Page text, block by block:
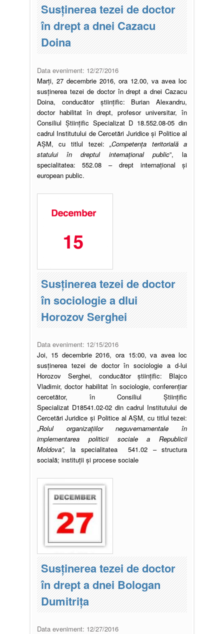
Susţinerea tezei de doctor
în drept a dnei Cazacu
Doina
Data eveniment: 12/27/2016
Marți, 27 decembrie 2016, ora 12.00, va avea loc
susţinerea tezei de doctor în drept a dnei Cazacu
Doina, conducător ştiinţific: Burian Alexandru,
doctor habilitat în drept, profesor universitar, în
Consiliul Ştiinţific Specializat D 18.552.08-05 din
cadrul Institutului de Cercetări Juridice și Politice al
AŞM, cu titlul tezei:„Competența teritorială a
statului în dreptul internațional public”, la
specialitatea: 552.08 – drept internațional și
european public.
Susţinerea tezei de doctor
în sociologie a dlui
Horozov Serghei
Data eveniment: 12/15/2016
Joi, 15 decembrie 2016, ora 15:00, va avea loc
susținerea tezei de doctor în sociologie a d-lui
Horozov Serghei, conducător științific: Blajсo
Vladimir, doctor habilitat în sociologie, conferențiar
cercetător, în Consiliul Ştiinţific
Specializat D18541.02-02 din cadrul Institutului de
Cercetări Juridice şi Politice al AȘM, cu titlul tezei:
„Rolul organizaţiilor neguvernamentale în
implementarea politicii sociale a Republicii
Moldova”, la specialitatea 541.02 – structura
socială; instituţii şi procese sociale
Susţinerea tezei de doctor
în drept a dnei Bologan
Dumitrița
Data eveniment: 12/27/2016